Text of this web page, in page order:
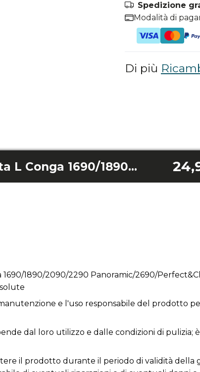
Spedizione
Modalità di
Di più
Sensore anticaduta L Conga 1690/1890/2090/2290 Panoramic/2690/Perfect&Clean Vital/Perfect&Clean Titanium/Perfect&Clean Absolute
1690/1890/2090/2290 Panoramic/2690/
e l'uso responsabile del prodotto
dal loro utilizzo e dalle condizioni di
il prodotto durante il periodo di validità della